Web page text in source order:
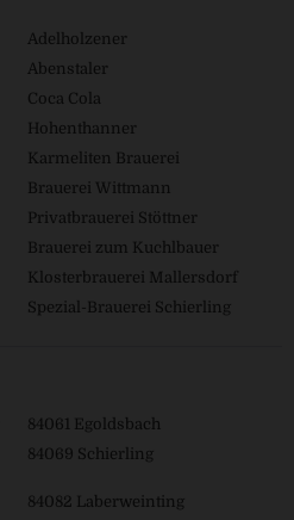
Adelholzener
Abenstaler
Coca Cola
Hohenthanner
Karmeliten Brauerei
Brauerei Wittmann
Privatbrauerei Stöttner
Brauerei zum Kuchlbauer
Klosterbrauerei Mallersdorf
Spezial-Brauerei Schierling
84061 Egoldsbach
84069 Schierling
84082 Laberweinting